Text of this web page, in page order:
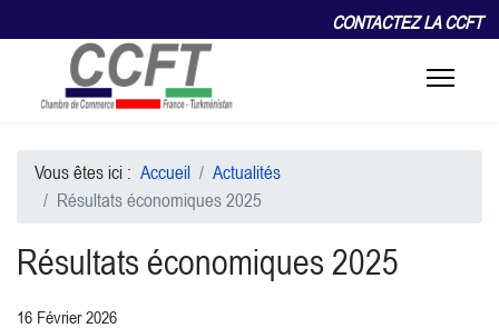
CONTACTEZ LA CCFT
Vous êtes ici : Accueil
Actualités
Résultats économiques 2025
Résultats économiques 2025
16 Février 2026